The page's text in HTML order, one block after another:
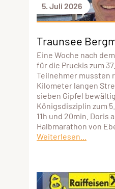
5. Juli 2026
Traunsee
Eine Woche nach
für die Pruckis zum
Teilnehmer mussten
Kilometer langen
sieben Gipfel
Königsdisziplin zum
11h und 20min.
Halbmarathon von
Weiterlesen...